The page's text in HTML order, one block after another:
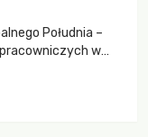
Południa –
w